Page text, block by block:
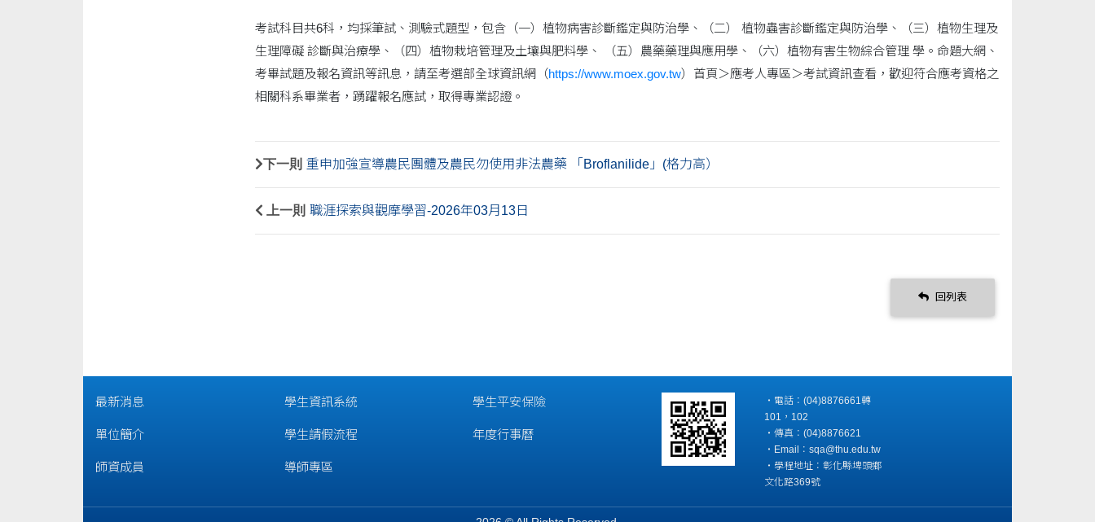
考試科目共6科，均採筆試、測驗式題型，包含（一）植物病害診斷鑑定與防治學、（二） 植物蟲害診斷鑑定與防治學、（三）植物生理及
生理障礙 診斷與治療學、（四）植物栽培管理及土壤與肥料學、 （五）農藥藥理與應用學、（六）植物有害生物綜合管理 學。命題大網、
考畢試題及報名資訊等訊息，請至考選部全球資訊網（https://www.moex.gov.tw）首頁＞應考人專區＞考試資訊查看，歡迎符合應考資格之
相關科系畢業者，踴躍報名應試，取得專業認證。
下一則 重申加強宣導農民團體及農民勿使用非法農藥 「Broflanilide」(格力高）
上一則 職涯探索與觀摩學習-2026年03月13日
回列表
最新消息
單位簡介
師資成員
學生資訊系統
學生請假流程
導師專區
學生平安保險
年度行事曆
‧電話：(04)8876661轉
101，102
‧傳真：(04)8876621
‧Email：sqa@thu.edu.tw
‧學程地址：彰化縣埤頭鄉
文化路369號